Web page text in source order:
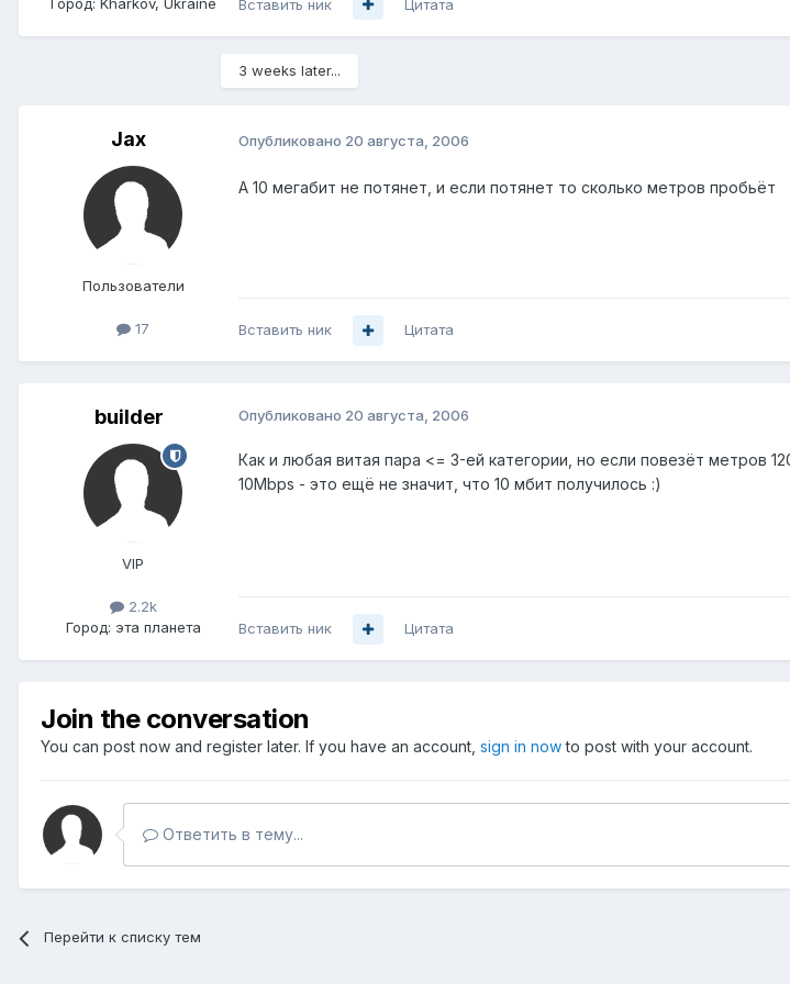
Вставить ник Цитата
3 weeks later...
Jax
Пользователи
17
Опубликовано 20 августа, 2006
А 10 мегабит не потянет, и если потянет то сколько метров пробьёт
Вставить ник Цитата
builder
VIP
2.2k
Город: эта планета
Опубликовано 20 августа, 2006
Как и любая витая пара <= 3-ей категории, но если повезёт метров
10Mbps - это ещё не значит, что 10 мбит получилось :)
Вставить ник Цитата
Join the conversation
You can post now and register later. If you have an account, sign in nowto post with your account.
Ответить в тему...
Перейти к списку тем